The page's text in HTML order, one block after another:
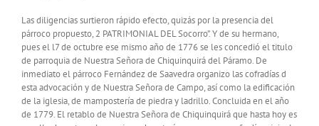
Las diligencias surtieron rápido efecto, quizás por la presencia del
párroco propuesto, 2 PATRIMONIAL DEL Socorro”. Y de su hermano,
pues el l7 de octubre ese mismo año de 1776 se les concedió el titulo
de parroquia de Nuestra Señora de Chiquinquirá del Páramo. De
inmediato el párroco Fernández de Saavedra organizo las cofradías d
esta advocación y de Nuestra Señora de Campo, así como la edificación
de la iglesia, de mampostería de piedra y ladrillo. Concluida en el año
de 1779. El retablo de Nuestra Señora de Chiquinquirá que hasta hoy es